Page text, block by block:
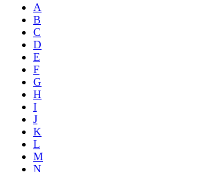
A
B
C
D
E
F
G
H
I
J
K
L
M
N